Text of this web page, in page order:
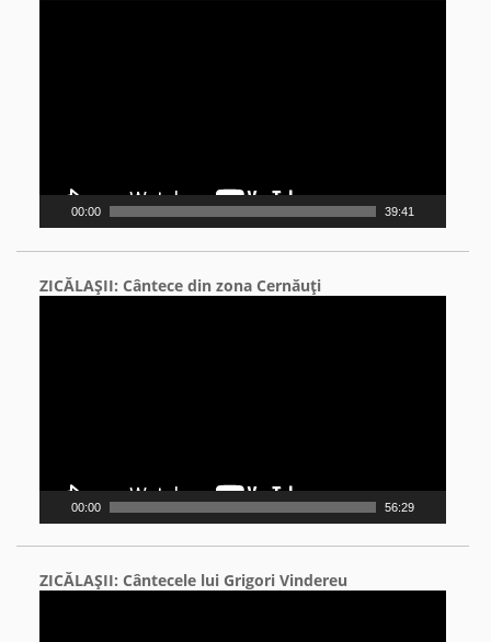
00:00 39:41
ZICĂLAŞII: Cântece din zona Cernăuţi
00:00 56:29
ZICĂLAŞII: Cântecele lui Grigori Vindereu